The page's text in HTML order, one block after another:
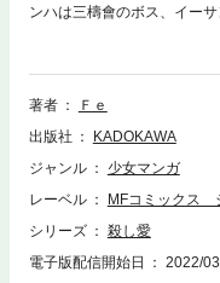
ンハは三檮會のボス、イー
った。一方、指導役として
ウは、ふたりと行動を共に
暗躍しており…。愛と死が
著者
Ｆｅ
出版社
KADOKAWA
ジャンル
少女マンガ
レーベル
MFコミックス
シリーズ
殺し愛
電子版配信開始日
2022/